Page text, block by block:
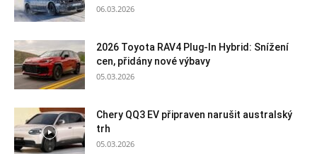
06.03.2026
2026 Toyota RAV4 Plug-In Hybrid: Snížení
cen, přidány nové výbavy
05.03.2026
Chery QQ3 EV připraven narušit australský
trh
05.03.2026